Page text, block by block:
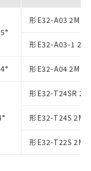
形E32-A03 2M
形E32-A03-1 2M
形E32-A04 2M
形E32-T24SR 2M
形E32-T24S 2M
形E32-T22S 2M